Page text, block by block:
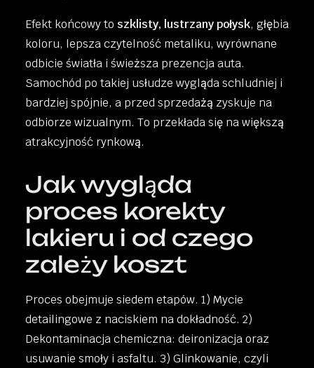
Efekt końcowy to szklisty, lustrzany połysk, głębia
koloru, lepsza czytelność metaliku, wyrównane
odbicie światła i świeższa prezencja auta.
Samochód po takiej usłudze wygląda schludniej i
bardziej spójnie, a przed sprzedażą zyskuje na
odbiorze wizualnym. To przekłada się na większą
atrakcyjność rynkową.
Jak wygląda
proces korekty
lakieru i od czego
zależy koszt
Proces obejmuje siedem etapów. 1) Mycie
detailingowe z naciskiem na dokładność. 2)
Dekontaminacja chemiczna: deironizacja oraz
usuwanie smoły i asfaltu. 3) Glinkowanie, czyli